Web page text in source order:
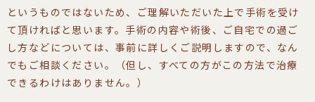
というものではないため、ご理解いただいた上で手術を受け
て頂ければと思います。手術の内容や術後、ご自宅での過ご
し方などについては、事前に詳しくご説明しますので、なん
でもご相談ください。（但し、すべての方がこの方法で治療
できるわけはありません。）